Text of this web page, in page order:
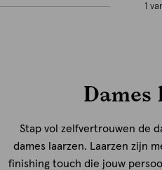
1
Dames
Stap vol zelfvertrouwen de
dames laarzen. Laarzen zijn
finishing touch die jouw